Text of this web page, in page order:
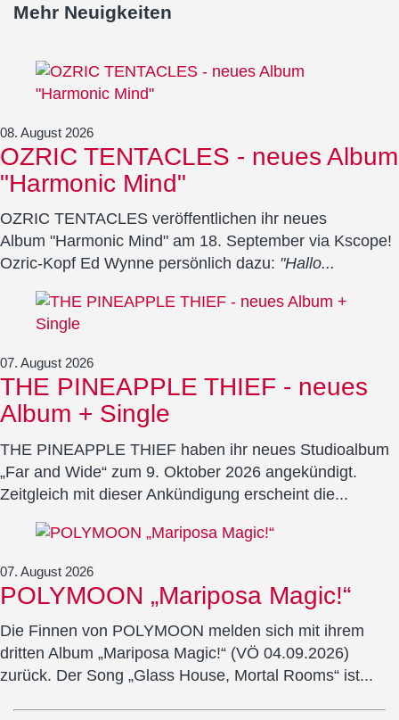
Mehr Neuigkeiten
08. August 2026
OZRIC TENTACLES - neues Album
"Harmonic Mind"
OZRIC TENTACLES veröffentlichen ihr neues
Album "Harmonic Mind" am 18. September via Kscope!
Ozric-Kopf Ed Wynne persönlich dazu: "Hallo...
07. August 2026
THE PINEAPPLE THIEF - neues
Album + Single
THE PINEAPPLE THIEF haben ihr neues Studioalbum
„Far and Wide“ zum 9. Oktober 2026 angekündigt.
Zeitgleich mit dieser Ankündigung erscheint die...
07. August 2026
POLYMOON „Mariposa Magic!“
Die Finnen von POLYMOON melden sich mit ihrem
dritten Album „Mariposa Magic!“ (VÖ 04.09.2026)
zurück. Der Song „Glass House, Mortal Rooms“ ist...